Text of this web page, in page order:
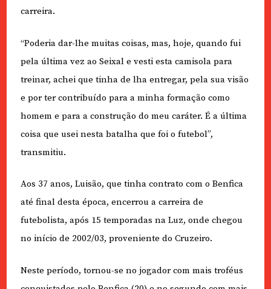
carreira.
“Poderia dar-lhe muitas coisas, mas, hoje, quando fui
pela última vez ao Seixal e vesti esta camisola para
treinar, achei que tinha de lha entregar, pela sua visão
e por ter contribuído para a minha formação como
homem e para a construção do meu caráter. É a última
coisa que usei nesta batalha que foi o futebol”,
transmitiu.
Aos 37 anos, Luisão, que tinha contrato com o Benfica
até final desta época, encerrou a carreira de
futebolista, após 15 temporadas na Luz, onde chegou
no início de 2002/03, proveniente do Cruzeiro.
Neste período, tornou-se no jogador com mais troféus